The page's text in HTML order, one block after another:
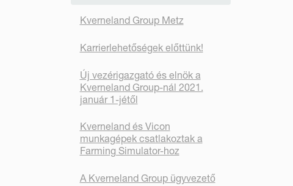
Kverneland Group Metz
Karrierlehetőségek előttünk!
Új vezérigazgató és elnök a
Kverneland Group-nál 2021.
január 1-jétől
Kverneland és Vicon
munkagépek csatlakoztak a
Farming Simulator-hoz
A Kverneland Group ügyvezető